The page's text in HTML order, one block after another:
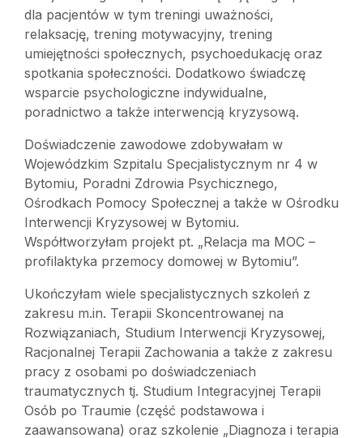
dla pacjentów w tym treningi uważności,
relaksację, trening motywacyjny, trening
umiejętności społecznych, psychoedukację oraz
spotkania społeczności. Dodatkowo świadczę
wsparcie psychologiczne indywidualne,
poradnictwo a także interwencją kryzysową.
Doświadczenie zawodowe zdobywałam w
Wojewódzkim Szpitalu Specjalistycznym nr 4 w
Bytomiu, Poradni Zdrowia Psychicznego,
Ośrodkach Pomocy Społecznej a także w Ośrodku
Interwencji Kryzysowej w Bytomiu.
Współtworzyłam projekt pt. „Relacja ma MOC –
profilaktyka przemocy domowej w Bytomiu”.
Ukończyłam wiele specjalistycznych szkoleń z
zakresu m.in. Terapii Skoncentrowanej na
Rozwiązaniach, Studium Interwencji Kryzysowej,
Racjonalnej Terapii Zachowania a także z zakresu
pracy z osobami po doświadczeniach
traumatycznych tj. Studium Integracyjnej Terapii
Osób po Traumie (część podstawowa i
zaawansowana) oraz szkolenie „Diagnoza i terapia